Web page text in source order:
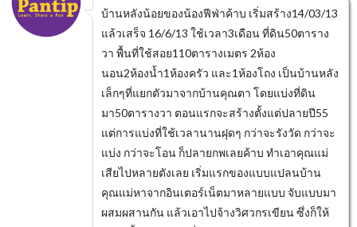
บ้านหลังน้อยของน้องฟีฟ่าค้าบ เริ่มสร้าง14/03/13
แล้วเสร็จ 16/6/13 ใช้เวลา3เดือน ที่ดิน50ตาราง
วา พื้นที่ใช้สอย110ตารางเมตร 2ห้อง
นอน2ห้องน้ำ1ห้องครัว และ1ห้องโถง เป็นบ้านหลัง
เล็กๆที่แยกตัวมาจากบ้านคุณตา โดยแบ่งที่ดิน
มา50ตารางวา ตอนแรกจะสร้างตั้งแต่ปลายปี55
แต่การแบ่งที่ใช้เวลานานฝุดๆ กว่าจะรังวัด กว่าจะ
แบ่ง กว่าจะโอน ก็ปลายกพเลยค้าบ ทำเอาคุณแม่
เสียไปหลายตังเลย เริ่มแรกของแบบแปลนบ้าน
คุณแม่หาจากอินเตอร์เน็ตมาหลายแบบ จับแบบมา
ผสมผสานกัน แล้วเอาไปจ้างวิศวกรเขียน ซึ่งก็ให้